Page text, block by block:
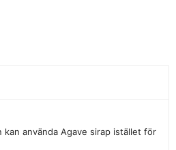
kan använda Agave sirap istället för